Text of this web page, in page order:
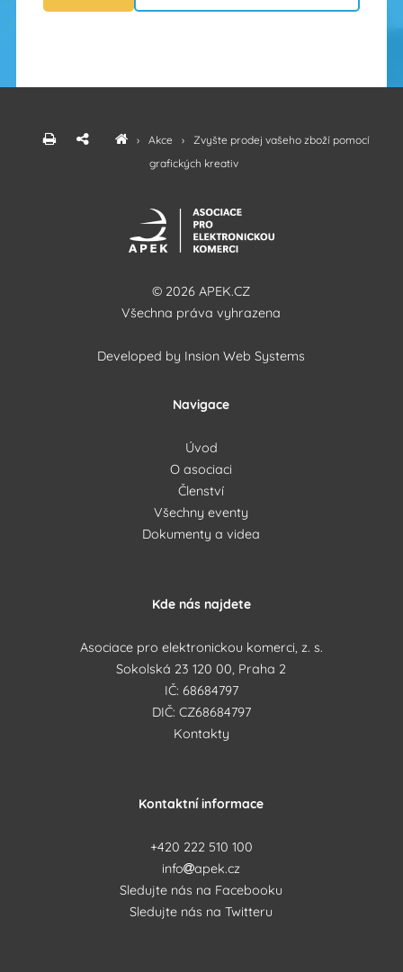
› Akce ›
Zvyšte prodej vašeho zboží pomocí
grafických kreativ
© 2026 APEK.CZ
Všechna práva vyhrazena
Developed by Insion Web Systems
Navigace
Úvod
O asociaci
Členství
Všechny eventy
Dokumenty a videa
Kde nás najdete
Asociace pro elektronickou komerci, z. s.
Sokolská 23 120 00, Praha 2
IČ: 68684797
DIČ: CZ68684797
Kontakty
Kontaktní informace
+420 222 510 100
info
apek.cz
Sledujte nás na Facebooku
Sledujte nás na Twitteru